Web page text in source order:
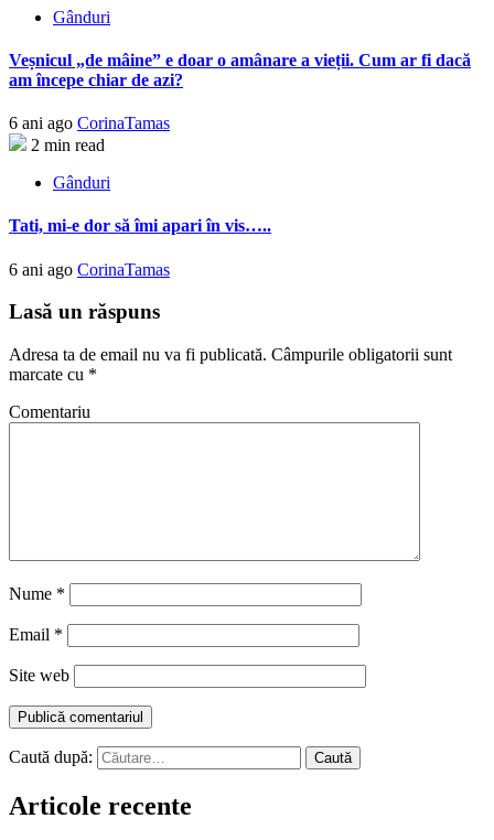
Gânduri
Veșnicul „de mâine” e doar o amânare a vieții. Cum ar fi dacă
am începe chiar de azi?
6 ani ago CorinaTamas
2 min read
Gânduri
Tati, mi-e dor să îmi apari în vis…..
6 ani ago CorinaTamas
Lasă un răspuns
Adresa ta de email nu va fi publicată. Câmpurile obligatorii sunt
marcate cu *
Comentariu
Nume *
Email *
Site web
Caută după:
Articole recente